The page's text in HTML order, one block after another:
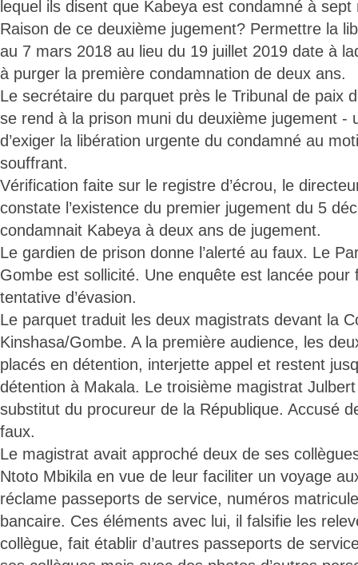
lequel ils disent que Kabeya est condamné à sept
Raison de ce deuxième jugement? Permettre la
au 7 mars 2018 au lieu du 19 juillet 2019 date à
à purger la première condamnation de deux ans.
Le secrétaire du parquet près le Tribunal de paix
se rend à la prison muni du deuxième jugement -
d’exiger la libération urgente du condamné au
souffrant.
Vérification faite sur le registre d’écrou, le
constate l’existence du premier jugement du 5
condamnait Kabeya à deux ans de jugement.
Le gardien de prison donne l’alerté au faux. Le
Gombe est sollicité. Une enquête est lancée pour
tentative d’évasion.
Le parquet traduit les deux magistrats devant la
Kinshasa/Gombe. A la première audience, les
placés en détention, interjette appel et restent
détention à Makala. Le troisième magistrat
substitut du procureur de la République. Accusé
faux.
Le magistrat avait approché deux de ses
Ntoto Mbikila en vue de leur faciliter un voyage
réclame passeports de service, numéros
bancaire. Ces éléments avec lui, il falsifie les
collègue, fait établir d’autres passeports de